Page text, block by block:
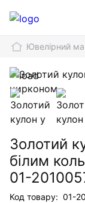
Ювелірний
Золотий
білим
01-
Код товару: 01-